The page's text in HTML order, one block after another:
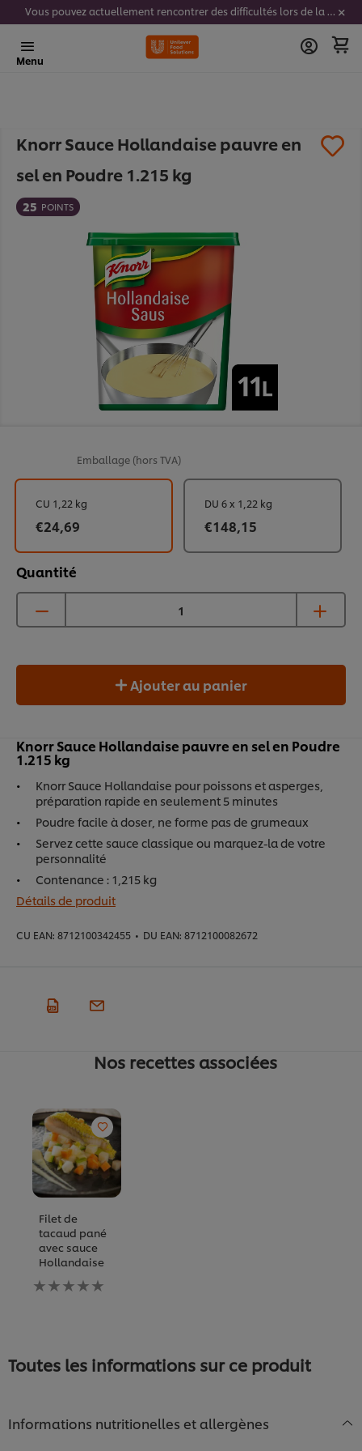
Vous pouvez actuellement rencontrer des difficultés lors de la saisie de vos codes stickers. Nous travaillons activement à résoudre ce problème.
Menu
Knorr Sauce Hollandaise pauvre en
sel en Poudre 1.215 kg​
25 POINTS
Emballage (hors TVA)
Quantité
CU 1,22 kg
€24,69
DU 6 x 1,22 kg
€148,15
Ajouter au panier
Knorr Sauce Hollandaise pauvre en sel en Poudre
1.215 kg​
Knorr Sauce Hollandaise pour poissons et asperges,
préparation rapide en seulement 5 minutes
Poudre facile à doser, ne forme pas de grumeaux
Servez cette sauce classique ou marquez-la de votre
personnalité
Contenance : 1,215 kg
Détails de produit
CU EAN: 8712100342455 • DU EAN: 8712100082672
Nos recettes associées
Filet de
tacaud pané
avec sauce
Hollandaise
Aucune
évaluation
Toutes les informations sur ce produit
Informations nutritionelles et allergènes